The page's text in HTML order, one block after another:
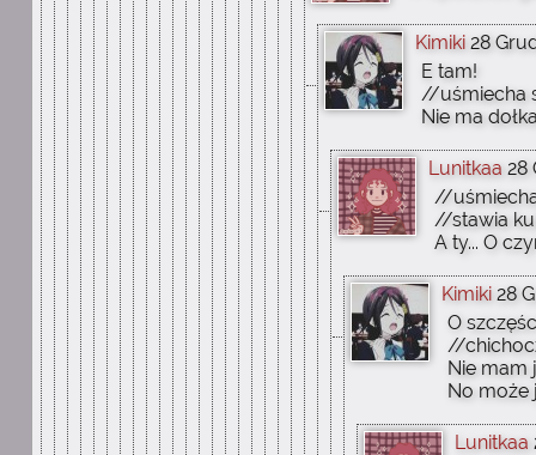
Kimiki 28
E tam!
//uśmiecha
Nie ma
Lunitkaa 28
//
//stawia
A ty... O
Kimiki 28
O
//
Nie mam
No może
Lunitkaa